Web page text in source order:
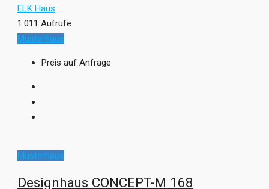
ELK Haus
1.011 Aufrufe
Musterhaus
Preis auf Anfrage
Musterhaus
Designhaus CONCEPT-M 168